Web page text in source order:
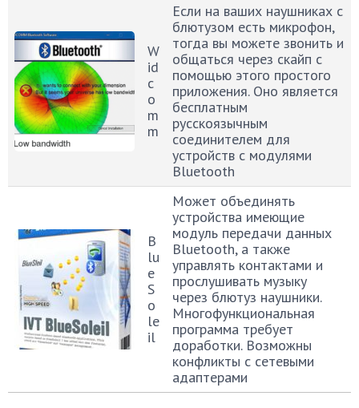
W
id
c
o
m
m
Если на ваших наушниках с
блютузом есть микрофон,
тогда вы можете звонить и
общаться через скайп с
помощью этого простого
приложения. Оно является
бесплатным
русскоязычным
соединителем для
устройств с модулями
Bluetooth
B
lu
e
S
o
le
il
Может объединять
устройства имеющие
модуль передачи данных
Bluetooth, а также
управлять контактами и
прослушивать музыку
через блютуз наушники.
Многофункциональная
программа требует
доработки. Возможны
конфликты с сетевыми
адаптерами